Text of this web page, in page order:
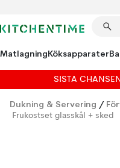
MatlagningKöksapparater
SISTA
Dukning & Servering /
Frukostset glasskål + sked